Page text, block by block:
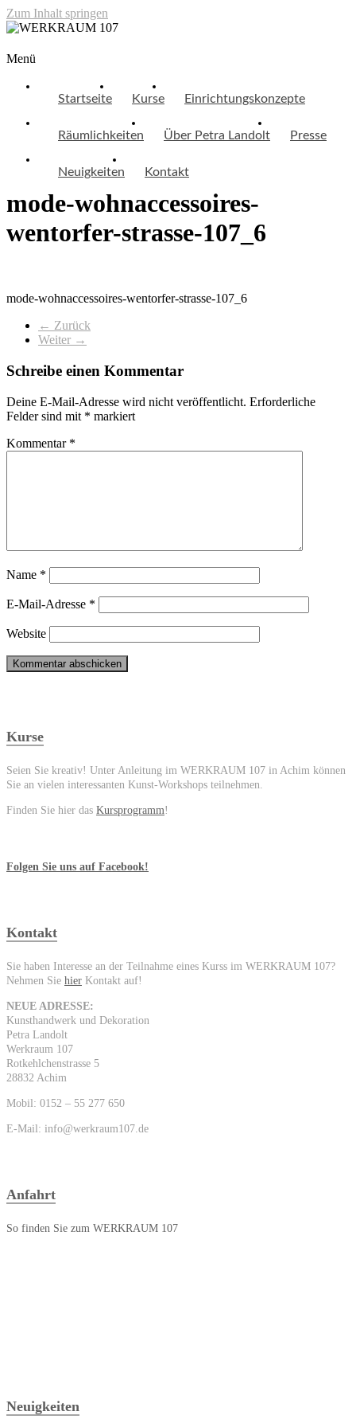
Zum Inhalt springen
WERKRAUM 107
Menü
Startseite Kurse Einrichtungskonzepte
Räumlichkeiten Über Petra Landolt Presse
Neuigkeiten Kontakt
mode-wohnaccessoires-
wentorfer-strasse-107_6
mode-wohnaccessoires-wentorfer-strasse-107_6
← Zurück
Weiter →
Schreibe einen Kommentar
Deine E-Mail-Adresse wird nicht veröffentlicht. Erforderliche
Felder sind mit * markiert
Kommentar *
Name *
E-Mail-Adresse *
Website
Kurse
Seien Sie kreativ! Unter Anleitung im WERKRAUM 107 in Achim können
Sie an vielen interessanten Kunst-Workshops teilnehmen.
Finden Sie hier das Kursprogramm!
Folgen Sie uns auf Facebook!
Kontakt
Sie haben Interesse an der Teilnahme eines Kurss im WERKRAUM 107?
Nehmen Sie hier Kontakt auf!
NEUE ADRESSE:
Kunsthandwerk und Dekoration
Petra Landolt
Werkraum 107
Rotkehlchenstrasse 5
28832 Achim
Mobil: 0152 – 55 277 650
E-Mail: info@werkraum107.de
Anfahrt
So finden Sie zum WERKRAUM 107
Neuigkeiten